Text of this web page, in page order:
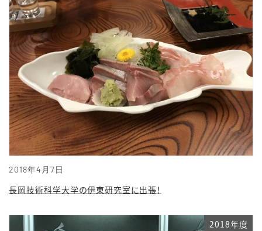
2018年4月7日
長岡技術科学大学の伊東研究室に出張！
2018年度